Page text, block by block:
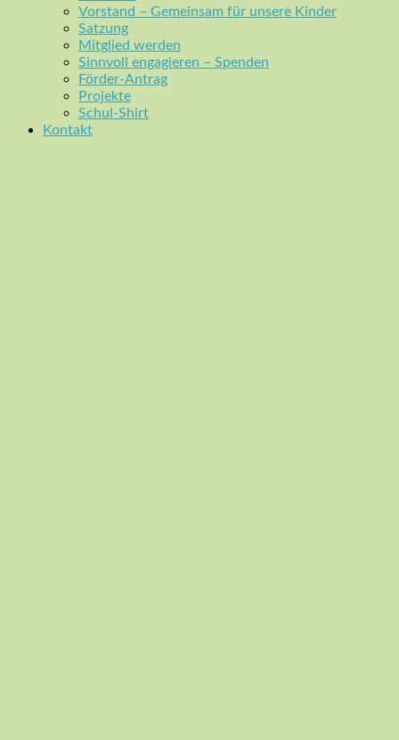
Vorstand – Gemeinsam für unsere Kinder
Satzung
Mitglied werden
Sinnvoll engagieren – Spenden
Förder-Antrag
Projekte
Schul-Shirt
Kontakt